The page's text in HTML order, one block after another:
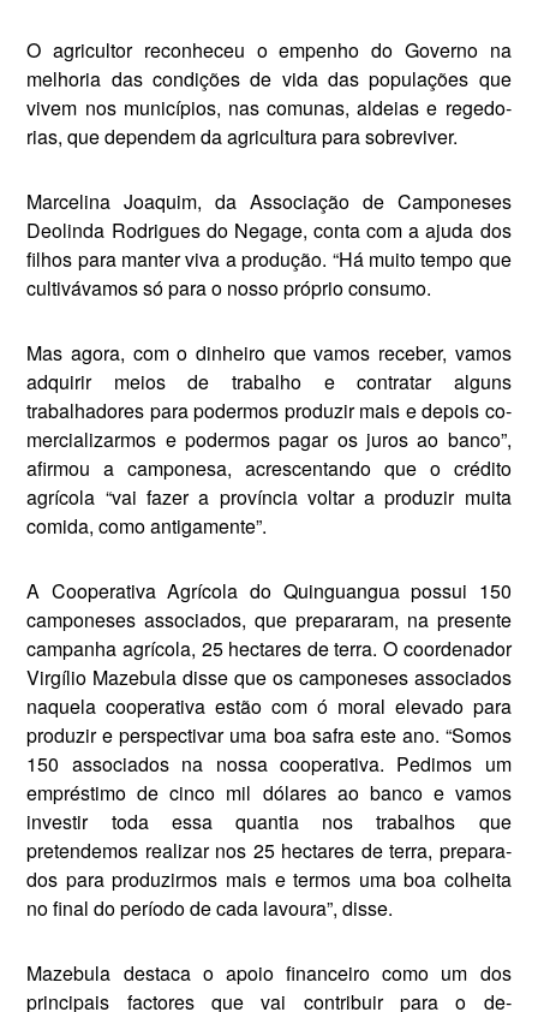
O agricultor reconheceu o em­penho do Governo na
melhoria das condições de vida das popula­ções que
vivem nos municípios, nas comunas, aldeias e regedo­
rias, que dependem da agricultura para sobreviver.
Marcelina Joaquim, da Associa­ção de Camponeses
Deolinda Ro­drigues do Negage, conta com a ajuda dos
filhos para manter viva a produção. “Há muito tempo que
cultivávamos só para o nosso pró­prio consumo.
Mas agora, com o dinheiro que vamos receber, vamos
adquirir meios de trabalho e con­tratar alguns
trabalhadores para po­dermos produzir mais e depois co­
mercializarmos e podermos pagar os juros ao banco”,
afirmou a cam­ponesa, acrescentando que o crédito
agrícola “vai fazer a província voltar a produzir muita
comida, co­mo antigamente”.
A Cooperativa Agrícola do Quinguangua possui 150
camponeses associados, que prepararam, na presente
campanha agrícola, 25 hectares de terra. O coordenador
Virgílio Mazebula disse que os camponeses associados
naquela cooperativa estão com ó moral ele­vado para
produzir e perspectivar uma boa safra este ano. “Somos
150 associados na nossa cooperati­va. Pedimos um
empréstimo de cinco mil dólares ao banco e vamos
investir toda essa quantia nos tra­balhos que
pretendemos realizar nos 25 hectares de terra, prepara­
dos para produzirmos mais e termos uma boa colheita
no final do período de cada lavoura”, disse.
Mazebula destaca o apoio finan­ceiro como um dos
principais fac­tores que vai contribuir para o de­